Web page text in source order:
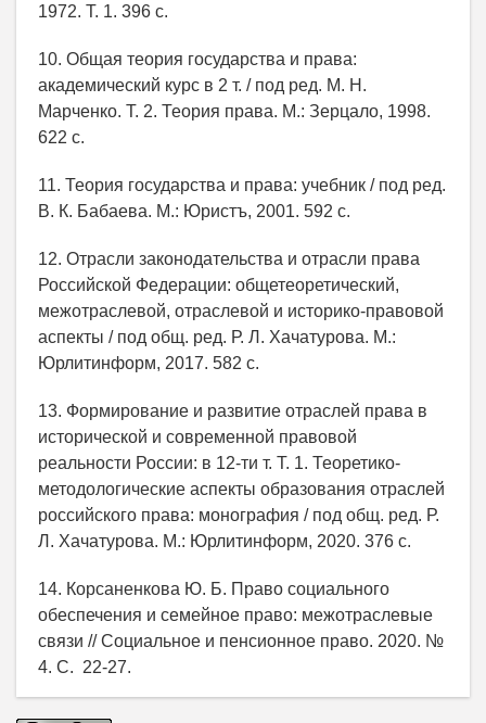
1972. Т. 1. 396 с.
10. Общая теория государства и права:
академический курс в 2 т. / под ред. М. Н.
Марченко. Т. 2. Теория права. М.: Зерцало, 1998.
622 с.
11. Теория государства и права: учебник / под ред.
В. К. Бабаева. М.: Юристъ, 2001. 592 с.
12. Отрасли законодательства и отрасли права
Российской Федерации: общетеоретический,
межотраслевой, отраслевой и историко-правовой
аспекты / под общ. ред. Р. Л. Хачатурова. М.:
Юрлитинформ, 2017. 582 с.
13. Формирование и развитие отраслей права в
исторической и современной правовой
реальности России: в 12-ти т. Т. 1. Теоретико-
методологические аспекты образования отраслей
российского права: монография / под общ. ред. Р.
Л. Хачатурова. М.: Юрлитинформ, 2020. 376 с.
14. Корсаненкова Ю. Б. Право социального
обеспечения и семейное право: межотраслевые
связи // Социальное и пенсионное право. 2020. №
4. С. 22-27.